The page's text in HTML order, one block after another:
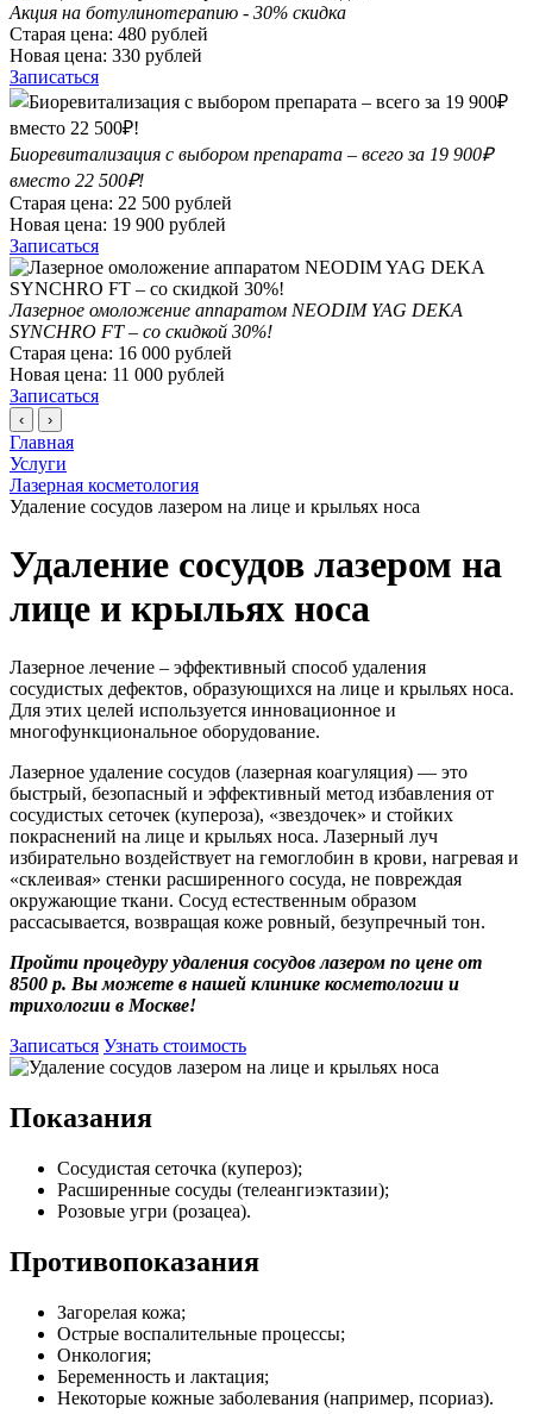
Акция на ботулинотерапию - 30% скидка
Старая цена: 480 рублей
Новая цена: 330 рублей
Записаться
Биоревитализация с выбором препарата – всего за 19 900₽
вместо 22 500₽!
Старая цена: 22 500 рублей
Новая цена: 19 900 рублей
Записаться
Лазерное омоложение аппаратом NEODIM YAG DEKA
SYNCHRO FT – со скидкой 30%!
Старая цена: 16 000 рублей
Новая цена: 11 000 рублей
Записаться
‹ ›
Главная
Услуги
Лазерная косметология
Удаление сосудов лазером на лице и крыльях носа
Удаление сосудов лазером на
лице и крыльях носа
Лазерное лечение – эффективный способ удаления
сосудистых дефектов, образующихся на лице и крыльях носа.
Для этих целей используется инновационное и
многофункциональное оборудование.
Лазерное удаление сосудов (лазерная коагуляция) — это
быстрый, безопасный и эффективный метод избавления от
сосудистых сеточек (купероза), «звездочек» и стойких
покраснений на лице и крыльях носа. Лазерный луч
избирательно воздействует на гемоглобин в крови, нагревая и
«склеивая» стенки расширенного сосуда, не повреждая
окружающие ткани. Сосуд естественным образом
рассасывается, возвращая коже ровный, безупречный тон.
Пройти процедуру удаления сосудов лазером по цене от
8500 р. Вы можете в нашей клинике косметологии и
трихологии в Москве!
Записаться Узнать стоимость
Показания
Сосудистая сеточка (купероз);
Расширенные сосуды (телеангиэктазии);
Розовые угри (розацеа).
Противопоказания
Загорелая кожа;
Острые воспалительные процессы;
Онкология;
Беременность и лактация;
Некоторые кожные заболевания (например, псориаз).